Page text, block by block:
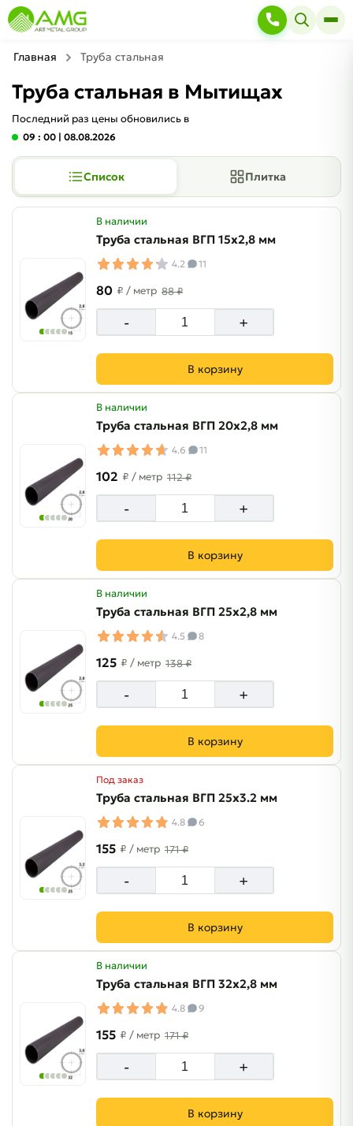
Главная Труба стальная
Труба стальная в Мытищах
Последний раз цены обновились в
09 : 00 | 08.08.2026
Список Плитка
В наличии
Труба стальная ВГП 15х2,8 мм
4.2 11
80 ₽ / метр 88 ₽
- +
В корзину
В наличии
Труба стальная ВГП 20х2,8 мм
4.6 11
102 ₽ / метр 112 ₽
- +
В корзину
В наличии
Труба стальная ВГП 25х2,8 мм
4.5 8
125 ₽ / метр 138 ₽
- +
В корзину
Под заказ
Труба стальная ВГП 25х3.2 мм
4.8 6
155 ₽ / метр 171 ₽
- +
В корзину
В наличии
Труба стальная ВГП 32х2,8 мм
4.8 9
155 ₽ / метр 171 ₽
- +
В корзину